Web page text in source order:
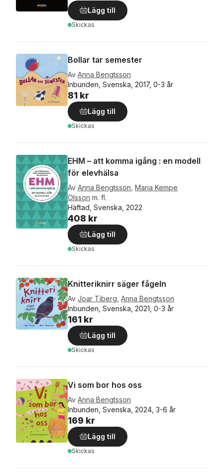
Lägg till
Skickas
Bollar tar semester
Av Anna Bengtsson
Inbunden, Svenska, 2017, 0-3 år
81 kr
Lägg till
Skickas
EHM – att komma igång : en modell
för elevhälsa
Av Anna Bengtsson Maria Kempe
Olsson m. fl.
Häftad, Svenska, 2022
408 kr
Lägg till
Skickas
Knitteriknirr säger fågeln
Av Joar Tiberg Anna Bengtsson
Inbunden, Svenska, 2021, 0-3 år
161 kr
Lägg till
Skickas
Vi som bor hos oss
Av Anna Bengtsson
Inbunden, Svenska, 2024, 3-6 år
169 kr
Lägg till
Skickas